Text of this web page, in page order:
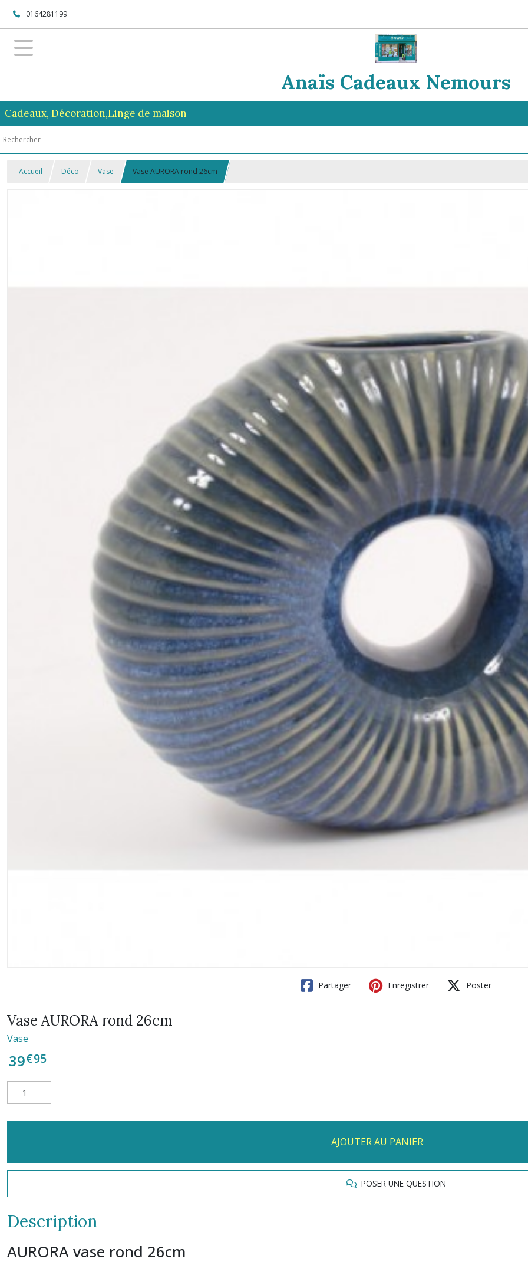
0164281199
Anaïs Cadeaux Nemours
Cadeaux, Décoration,Linge de maison
Accueil Déco Vase Vase AURORA rond 26cm
Partager Enregistrer Poster
Vase AURORA rond 26cm
Vase
39€95
AJOUTER AU PANIER
POSER UNE QUESTION
Description
AURORA vase rond 26cm